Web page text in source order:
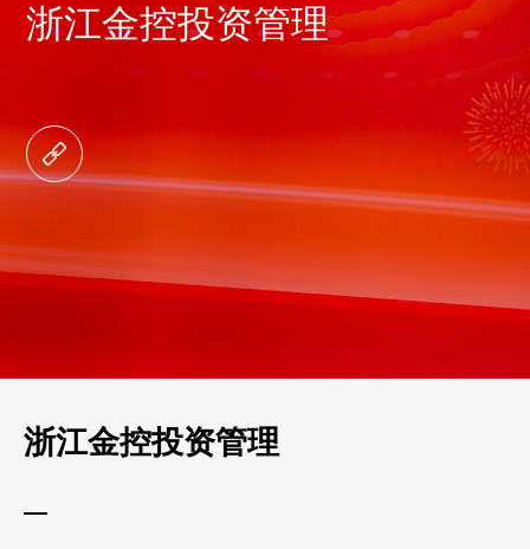
浙江金控投资管理
浙江金控投资管理